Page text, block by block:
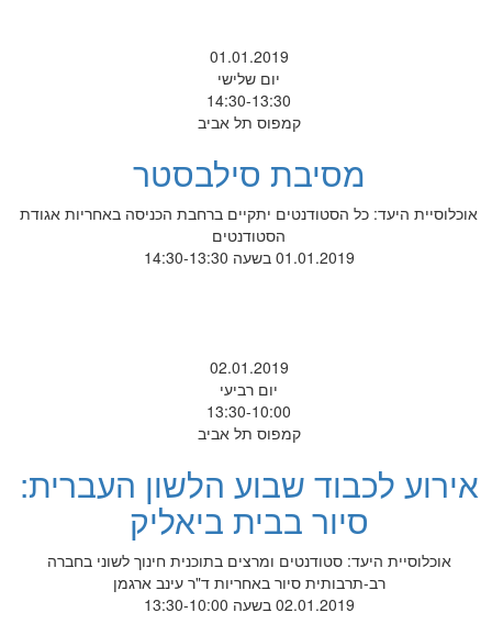
01.01.2019
יום שלישי
14:30-13:30
קמפוס תל אביב
מסיבת סילבסטר
אוכלוסיית היעד: כל הסטודנטים יתקיים ברחבת הכניסה באחריות אגודת
הסטודנטים
01.01.2019 בשעה 14:30-13:30
02.01.2019
יום רביעי
13:30-10:00
קמפוס תל אביב
אירוע לכבוד שבוע הלשון העברית:
סיור בבית ביאליק
אוכלוסיית היעד: סטודנטים ומרצים בתוכנית חינוך לשוני בחברה
רב-תרבותית סיור באחריות ד"ר עינב ארגמן
02.01.2019 בשעה 13:30-10:00